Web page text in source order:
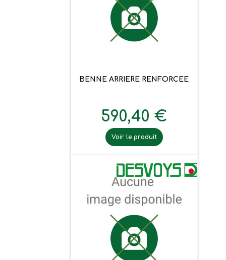
BENNE ARRIERE RENFORCEE
590,40 €
Voir le produit